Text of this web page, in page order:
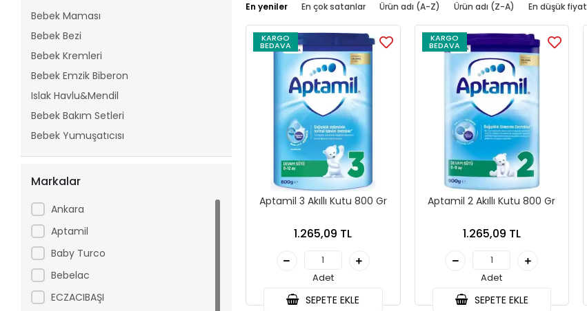
Bebek Maması
Bebek Bezi
Bebek Kremleri
Bebek Emzik Biberon
Islak Havlu&Mendil
Bebek Bakım Setleri
Bebek Yumuşatıcısı
Markalar
Ankara
Aptamil
Baby Turco
Bebelac
ECZACIBAŞI
En yeniler En çok satanlar Ürün adı (A-Z) Ürün adı (Z-A) En düşük fiyat
KARGO
BEDAVA
Aptamil 3 Akıllı Kutu 800 Gr
1.265,09 TL
Adet
SEPETE EKLE
KARGO
BEDAVA
Aptamil 2 Akıllı Kutu 800 Gr
1.265,09 TL
Adet
SEPETE EKLE